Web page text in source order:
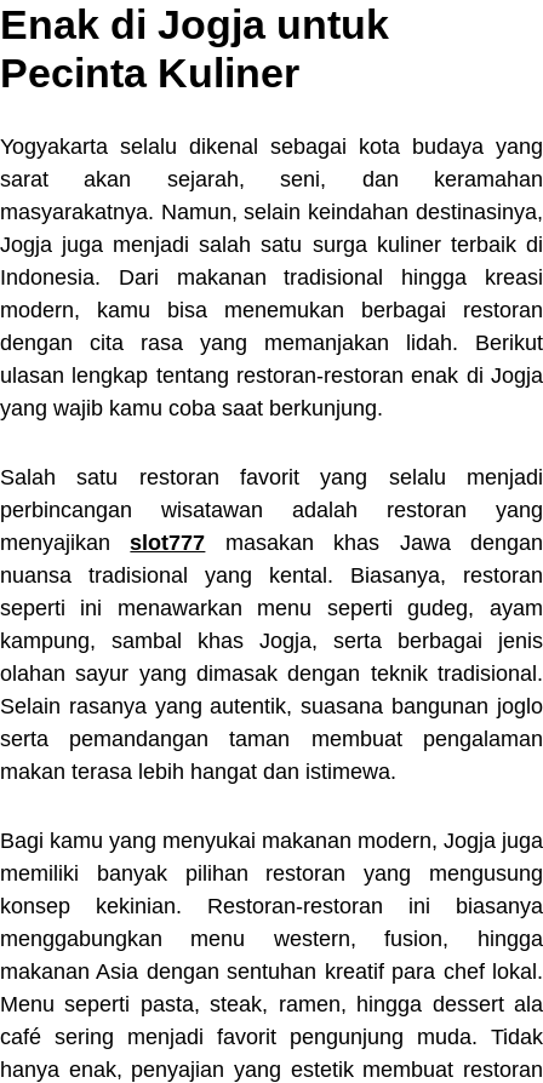
Enak di Jogja untuk
Pecinta Kuliner
Yogyakarta selalu dikenal sebagai kota budaya yang
sarat akan sejarah, seni, dan keramahan
masyarakatnya. Namun, selain keindahan destinasinya,
Jogja juga menjadi salah satu surga kuliner terbaik di
Indonesia. Dari makanan tradisional hingga kreasi
modern, kamu bisa menemukan berbagai restoran
dengan cita rasa yang memanjakan lidah. Berikut
ulasan lengkap tentang restoran-restoran enak di Jogja
yang wajib kamu coba saat berkunjung.
Salah satu restoran favorit yang selalu menjadi
perbincangan wisatawan adalah restoran yang
menyajikanslot777 masakan khas Jawa dengan
nuansa tradisional yang kental. Biasanya, restoran
seperti ini menawarkan menu seperti gudeg, ayam
kampung, sambal khas Jogja, serta berbagai jenis
olahan sayur yang dimasak dengan teknik tradisional.
Selain rasanya yang autentik, suasana bangunan joglo
serta pemandangan taman membuat pengalaman
makan terasa lebih hangat dan istimewa.
Bagi kamu yang menyukai makanan modern, Jogja juga
memiliki banyak pilihan restoran yang mengusung
konsep kekinian. Restoran-restoran ini biasanya
menggabungkan menu western, fusion, hingga
makanan Asia dengan sentuhan kreatif para chef lokal.
Menu seperti pasta, steak, ramen, hingga dessert ala
café sering menjadi favorit pengunjung muda. Tidak
hanya enak, penyajian yang estetik membuat restoran